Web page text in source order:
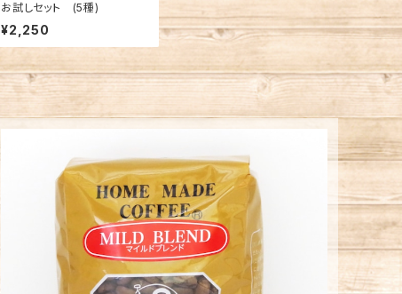
お試しセット (5種)
¥2,250